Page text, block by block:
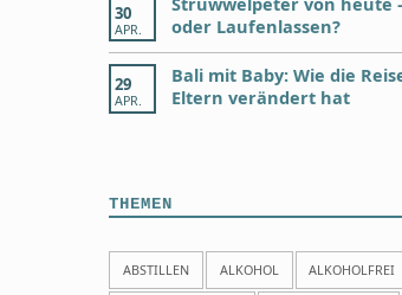
30
APR.
oder Laufenlassen?
29
APR.
Bali mit Baby: Wie die
Eltern verändert hat
THEMEN
ABSTILLEN ALKOHOL ALKOHOLFREI